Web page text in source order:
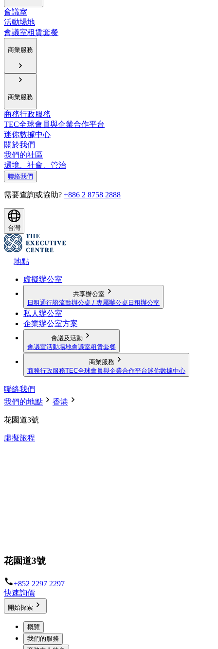
會議室
活動場地
會議室租賃套餐
商業服務
商業服務
商務行政服務
TEC全球會員與企業合作平台
迷你數據中心
關於我們
我們的社區
環境、社會、管治
聯絡我們
需要查詢或協助? +886 2 8758 2888
台灣
地點
虛擬辦公室
共享辦公室
日租通行證流動辦公桌 / 專屬辦公桌 日租辦公室
私人辦公室
企業辦公室方案
會議及活動
會議室活動場地會議室租賃套餐
商業服務
商務行政服務TEC全球會員與企業合作平台迷你數據中心
聯絡我們
我們的地點
香港
花園道3號
虛擬旅程
花園道3號
+852 2297 2297
快速詢價
開始探索
概覽
我們的服務